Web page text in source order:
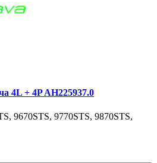
4L + 4P AH225937.0
9670STS, 9770STS, 9870STS,